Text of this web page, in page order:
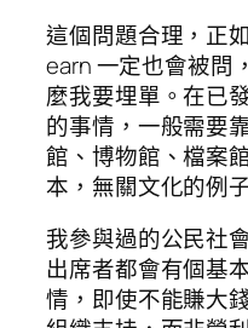
這個問題合理，正
earn 一定也會被問
麼我要埋單。在已
的事情，一般需要
館、博物館、檔案
本，無關文化的例
我參與過的公民社
出席者都會有個基
情，即使不能賺大